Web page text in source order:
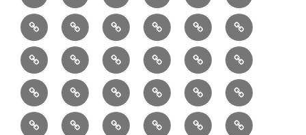
エ
リ
ー
れ
Ｂ
教
室
読
書
食・
健
康
リ
フ
ォ
ー
ム
コ
ー
デ
で
販
売
中
の
ハ
ン
ド
入
園
バ
ッ
グ
セ
ッ
ト
②
半
月
型
③
巾
着
袋
（縦
長）
④
巾
着
袋
（小）
⑤
巾
着
シ
ョ
ル
ダ
⑥
小
動
物
用
小
物
⑦
リ
ュ
ッ
ク
⑧
メ
ッ
セ
ン
⑨
ミ
シ
ン
カ
⑩
マ
チ
無
し
⑪
マ
ス
ク
⑫
ポ
ー
チ
⑬
ボ
デ
ィ
ー
⑭
ボ
ッ
⑮
ボ
ス
⑯
ヘ
ル
⑰
ピ
ン
⑱
ビ
ジ
⑲
バ
ニ
⑳
お
お
デ
デ
ブ